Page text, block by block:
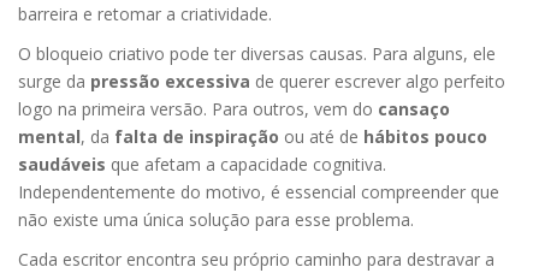
barreira e retomar a criatividade.
O bloqueio criativo pode ter diversas causas. Para alguns, ele
surge da pressão excessiva de querer escrever algo perfeito
logo na primeira versão. Para outros, vem do cansaço
mental, da falta de inspiração ou até de hábitos pouco
saudáveis que afetam a capacidade cognitiva.
Independentemente do motivo, é essencial compreender que
não existe uma única solução para esse problema.
Cada escritor encontra seu próprio caminho para destravar a